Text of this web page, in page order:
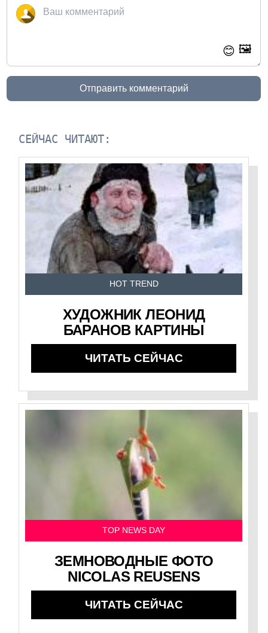
😊 🖼️
Отправить комментарий
СЕЙЧАС ЧИТАЮТ:
HOT TREND
ХУДОЖНИК ЛЕОНИД
БАРАНОВ КАРТИНЫ
ЧИТАТЬ СЕЙЧАС
TOP NEWS DAY
ЗЕМНОВОДНЫЕ ФОТО
NICOLAS REUSENS
ЧИТАТЬ СЕЙЧАС